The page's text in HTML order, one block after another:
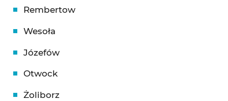
Rembertow
Wesoła
Józefów
Otwock
Żoliborz